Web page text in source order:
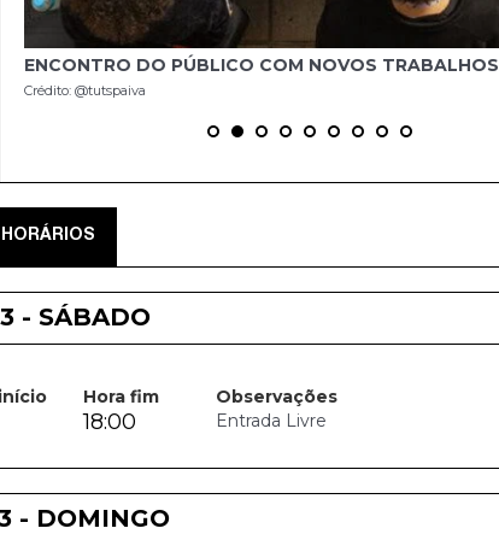
ENCONTRO DO PÚBLICO COM NOVOS TRABALHOS
Crédito: @tutspaiva
- SÁBADO
Hora fim Observações
18:00 Entrada Livre
- DOMINGO